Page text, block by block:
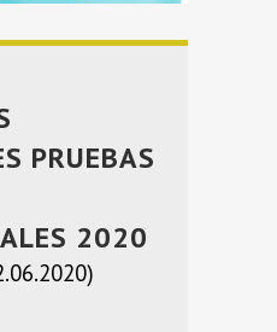
PRUEBAS
2020